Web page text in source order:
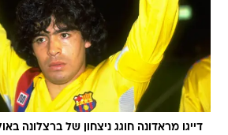
דייגו מראדונה חוגג ניצחון של ברצלונה